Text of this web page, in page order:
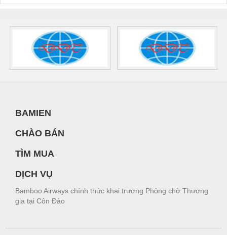
BAMIEN
CHÀO BÁN
TÌM MUA
DỊCH VỤ
Bamboo Airways chính thức khai trương Phòng chờ Thương
gia tại Côn Đảo